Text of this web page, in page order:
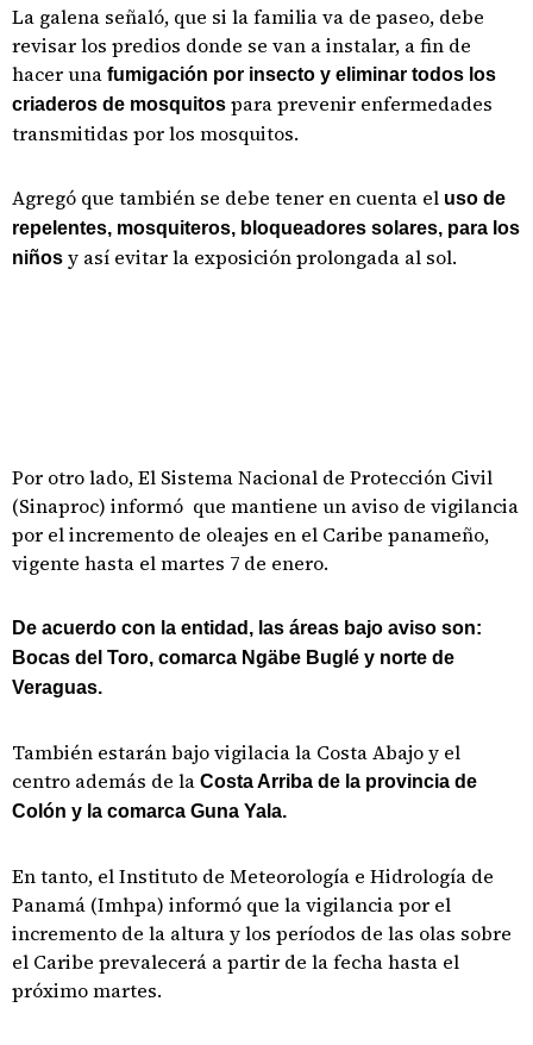
La galena señaló, que si la familia va de paseo, debe
revisar los predios donde se van a instalar, a fin de
hacer una fumigación por insecto y eliminar todos los
criaderos de mosquitos para prevenir enfermedades
transmitidas por los mosquitos.
Agregó que también se debe tener en cuenta el uso de
repelentes, mosquiteros, bloqueadores solares, para los
niños y así evitar la exposición prolongada al sol.
Por otro lado, El Sistema Nacional de Protección Civil
(Sinaproc) informó que mantiene un aviso de vigilancia
por el incremento de oleajes en el Caribe panameño,
vigente hasta el martes 7 de enero.
De acuerdo con la entidad, las áreas bajo aviso son:
Bocas del Toro, comarca Ngäbe Buglé y norte de
Veraguas.
También estarán bajo vigilacia la Costa Abajo y el
centro además de la Costa Arriba de la provincia de
Colón y la comarca Guna Yala.
En tanto, el Instituto de Meteorología e Hidrología de
Panamá (Imhpa) informó que la vigilancia por el
incremento de la altura y los períodos de las olas sobre
el Caribe prevalecerá a partir de la fecha hasta el
próximo martes.